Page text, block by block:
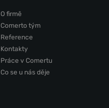
O firmě
Comerto tým
Reference
Kontakty
Práce v Comertu
Co se u nás děje